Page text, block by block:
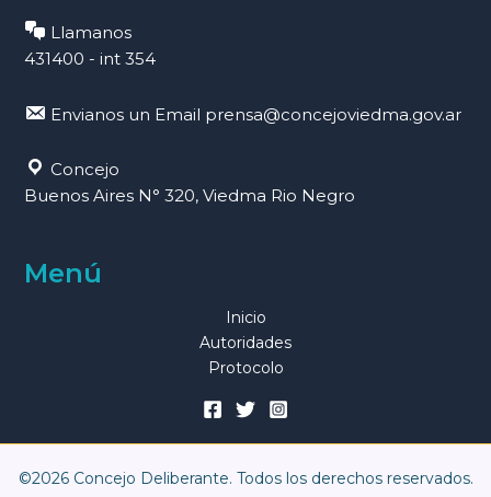
Llamanos
431400 - int 354
Envianos un Email prensa@concejoviedma.gov.ar
Concejo
Buenos Aires N° 320, Viedma Rio Negro
Menú
Inicio
Autoridades
Protocolo
©2026 Concejo Deliberante. Todos los derechos reservados.